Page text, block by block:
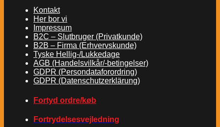
Kontakt
Her bor vi
Impressum
B2C – Slutbruger (Privatkunde)
B2B – Firma (Erhvervskunde)
Tyske Hellig-/Lukkedage
AGB (Handelsvilkår/-betingelser)
GDPR (Persondataforordring)
GDPR (Datenschutzerklärung)
Fortyd ordre/køb
Fortrydelsesvejledning